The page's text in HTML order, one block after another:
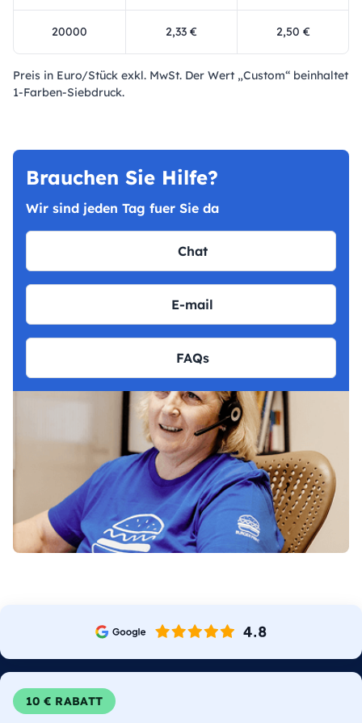
20000 2,33 € 2,50 €
Preis in Euro/Stück exkl. MwSt. Der Wert „Custom“ beinhaltet
1-Farben-Siebdruck.
Brauchen Sie Hilfe?
Wir sind jeden Tag fuer Sie da
Chat
E-mail
FAQs
10 € RABATT